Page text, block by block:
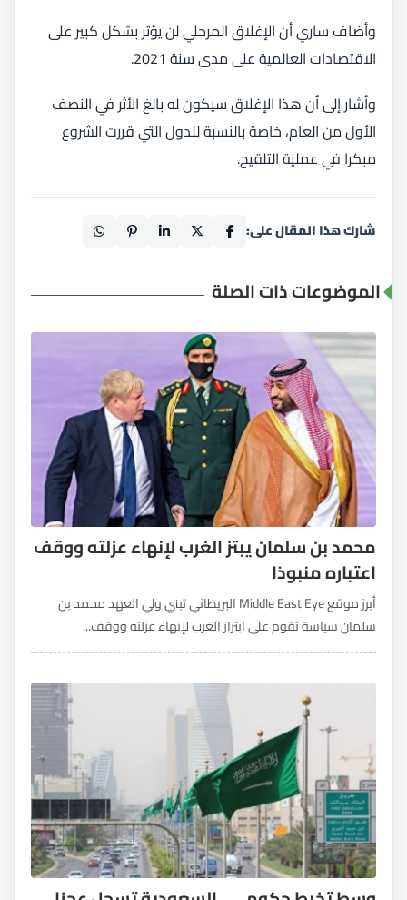
وأضاف ساري أن الإغلاق المرحلي لن يؤثر بشكل كبير على
الاقتصادات العالمية على مدى سنة 2021.
وأشار إلى أن هذا الإغلاق سيكون له بالغ الأثر في النصف
الأول من العام، خاصة بالنسبة للدول التي قررت الشروع
مبكرا في عملية التلقيح.
شارك هذا المقال على:
الموضوعات ذات الصلة
محمد بن سلمان يبتز الغرب لإنهاء عزلته ووقف
اعتباره منبوذا
أبرز موقع Middle East Eye البريطاني تبني ولي العهد محمد بن
سلمان سياسة تقوم على ابتزاز الغرب لإنهاء عزلته ووقف...